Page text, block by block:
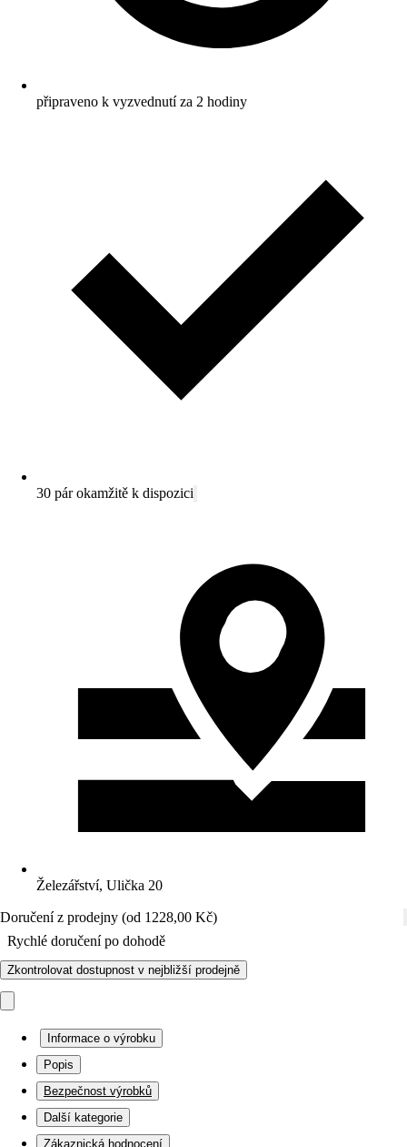
připraveno k vyzvednutí za 2 hodiny
30 pár okamžitě k dispozici
Železářství, Ulička 20
Doručení z prodejny (od 1228,00 Kč)
Rychlé doručení po dohodě
Zkontrolovat dostupnost v nejbližší prodejně
Informace o výrobku
Popis
Bezpečnost výrobků
Další kategorie
Zákaznická hodnocení